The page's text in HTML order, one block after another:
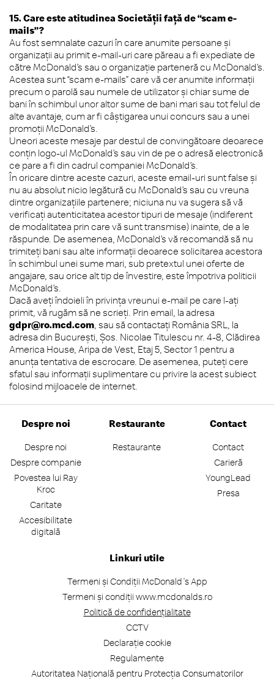
15. Care este atitudinea Societății față de “scam e-
mails”?
Au fost semnalate cazuri în care anumite persoane și
organizații au primit e-mail-uri care păreau a fi expediate de
către McDonald’s sau o organizație parteneră cu McDonald’s.
Acestea sunt “scam e-mails” care vă cer anumite informații
precum o parolă sau numele de utilizator și chiar sume de
bani în schimbul unor altor sume de bani mari sau tot felul de
alte avantaje, cum ar fi câștigarea unui concurs sau a unei
promoții McDonald’s.
Uneori aceste mesaje par destul de convingătoare deoarece
conțin logo-ul McDonald’s sau vin de pe o adresă electronică
ce pare a fi din cadrul companiei McDonald’s.
În oricare dintre aceste cazuri, aceste email-uri sunt false și
nu au absolut nicio legătură cu McDonald’s sau cu vreuna
dintre organizațiile partenere; niciuna nu va sugera să vă
verificați autenticitatea acestor tipuri de mesaje (indiferent
de modalitatea prin care vă sunt transmise) inainte, de a le
răspunde. De asemenea, McDonald’s vă recomandă să nu
trimiteți bani sau alte informații deoarece solicitarea acestora
în schimbul unei sume mari, sub pretextul unei oferte de
angajare, sau orice alt tip de învestire, este împotriva politicii
McDonald’s.
Dacă aveți îndoieli în privința vreunui e-mail pe care l-ați
primit, vă rugăm să ne scrieți. Prin email, la adresa
gdpr@ro.mcd.com, sau să contactați România SRL, la
adresa din București, Șos. Nicolae Titulescu nr. 4-8, Clădirea
America House, Aripa de Vest, Etaj 5, Sector 1 pentru a
anunța tentativa de escrocare. De asemenea, puteți cere
sfatul sau informații suplimentare cu privire la acest subiect
folosind mijloacele de internet.
Despre noi
Despre noi
Despre companie
Povestea lui Ray
Kroc
Caritate
Accesibilitate
digitală
Restaurante
Restaurante
Contact
Contact
Carieră
YoungLead
Presa
Linkuri utile
Termeni și Condiții McDonald's App
Termeni și condiții www.mcdonalds.ro
Politică de confidențialitate
CCTV
Declarație cookie
Regulamente
Autoritatea Națională pentru Protecția Consumatorilor